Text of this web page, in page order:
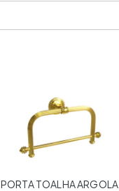
PORTA TOALHA ARGOLA